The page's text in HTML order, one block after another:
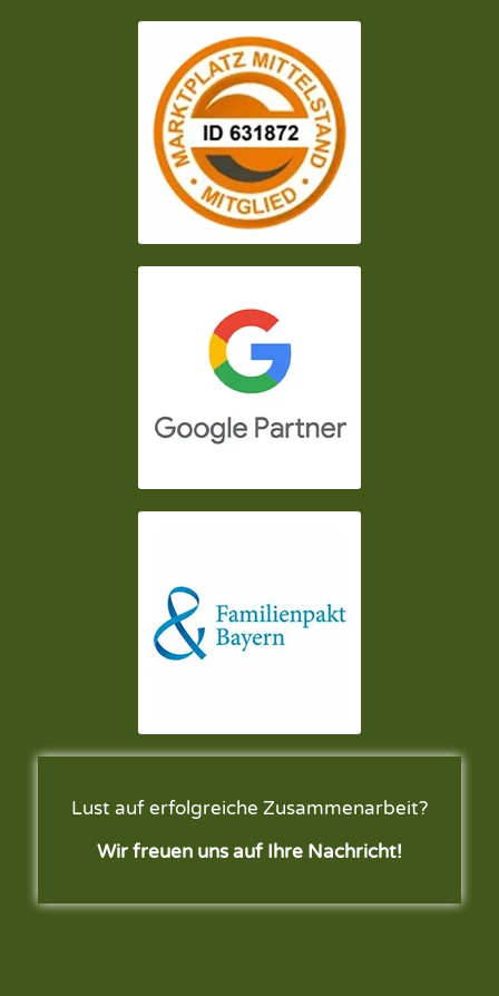
Lust auf erfolgreiche Zusammenarbeit?
Wir freuen uns auf Ihre Nachricht!